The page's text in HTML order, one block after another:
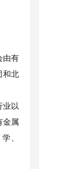
由有
和北
业以
金属
、